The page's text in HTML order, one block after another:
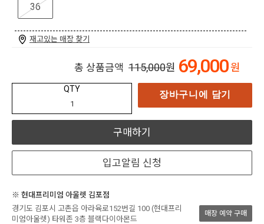
36
재고있는 매장 찾기
총 상품금액 115,000원 69,000원
QTY 장바구니에 담기
구매하기
입고알림 신청
※ 현대프리미엄 아울렛 김포점
경기도 김포시 고촌읍 아라육로152번길 100 (현대프리
미엄아울렛) 타워존 3층 블랙다이아몬드
매장 예약 구매